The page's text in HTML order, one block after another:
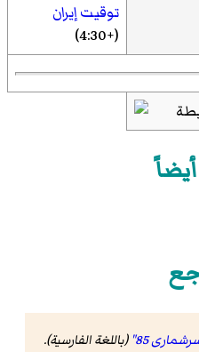
توقيت إيران
(+4:30)
(باللغة الفارسية).